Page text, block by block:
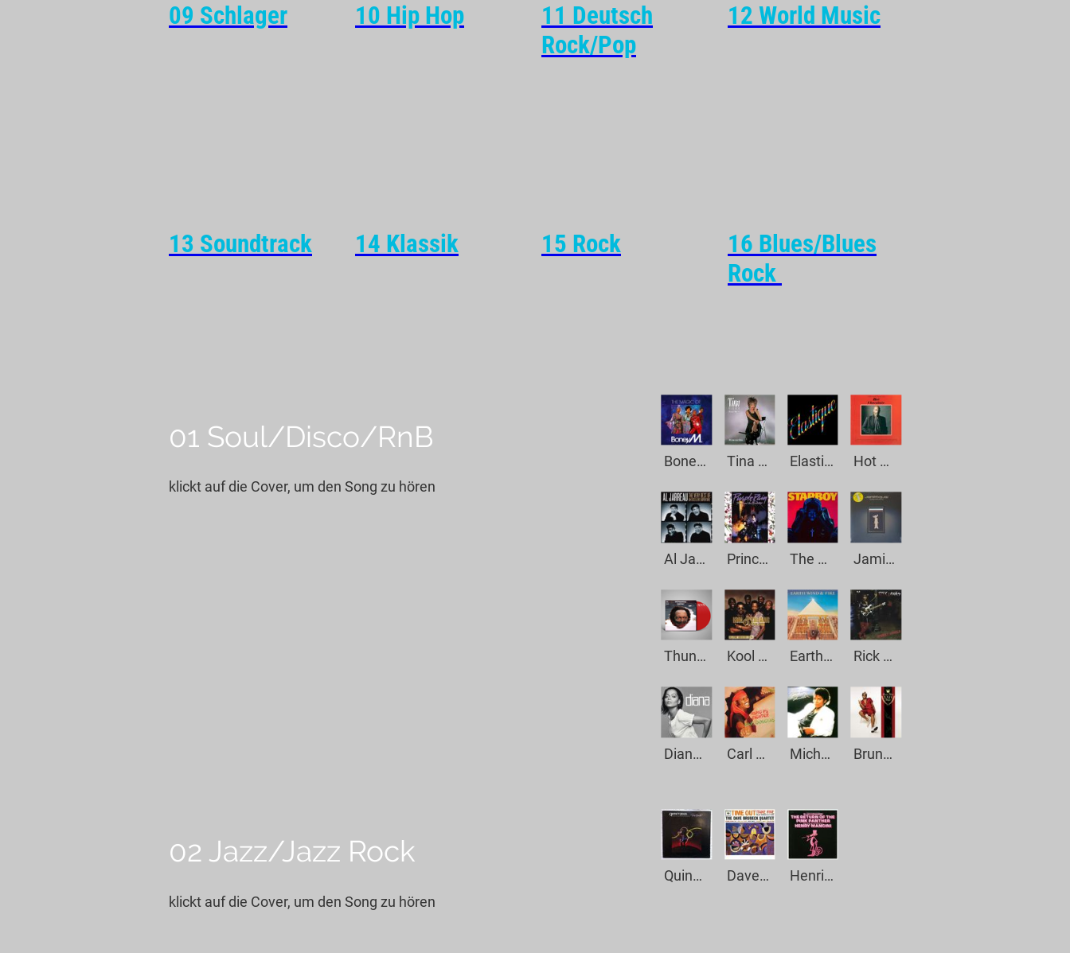
09 Schlager 10 Hip Hop
11 Deutsch
Rock/Pop
12 World Music
13 Soundtrack 14 Klassik 15 Rock
16 Blues/Blues
Rock
01 Soul/Disco/RnB
klickt auf die Cover, um den Song zu hören
Boney M. - Daddy Cool Tina Turner - What`s Love Got To Do With It Elastique - Why Did You Do It Hot Chocolate - Everyone`s A Winner
Al Jarreau - Boogie Down Prince - Purple Rain The Weeknd - I Feel Coming Jamiroquai - Cosmic Girl
Thundercat - Time Changes Kool & The Gang - Fresh Earth Wind & Fire - September Rick James - Superfreak
Diana Ross - Upside Down Carl Douglas - Kung Fu Fighting Michael Jackson - Billy Jean Bruno Mars - 24K Magic
02 Jazz/Jazz Rock
klickt auf die Cover, um den Song zu hören
Quincy Jones - Ai No Corrida Dave Brubeck Quartett -Take Five Henri Mancini - Pink Panther